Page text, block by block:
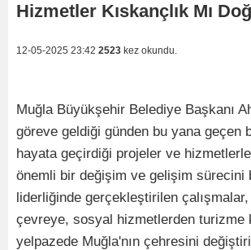
Hizmetler Kıskançlık Mı
12-05-2025 23:42 2523 kez okundu.
Muğla Büyükşehir Belediye Başkanı
göreve geldiği günden bu yana geçen
hayata geçirdiği projeler ve
önemli bir değişim ve gelişim sürecini
liderliğinde gerçekleştirilen çalışmalar,
çevreye, sosyal hizmetlerden turizme
yelpazede Muğla'nın çehresini